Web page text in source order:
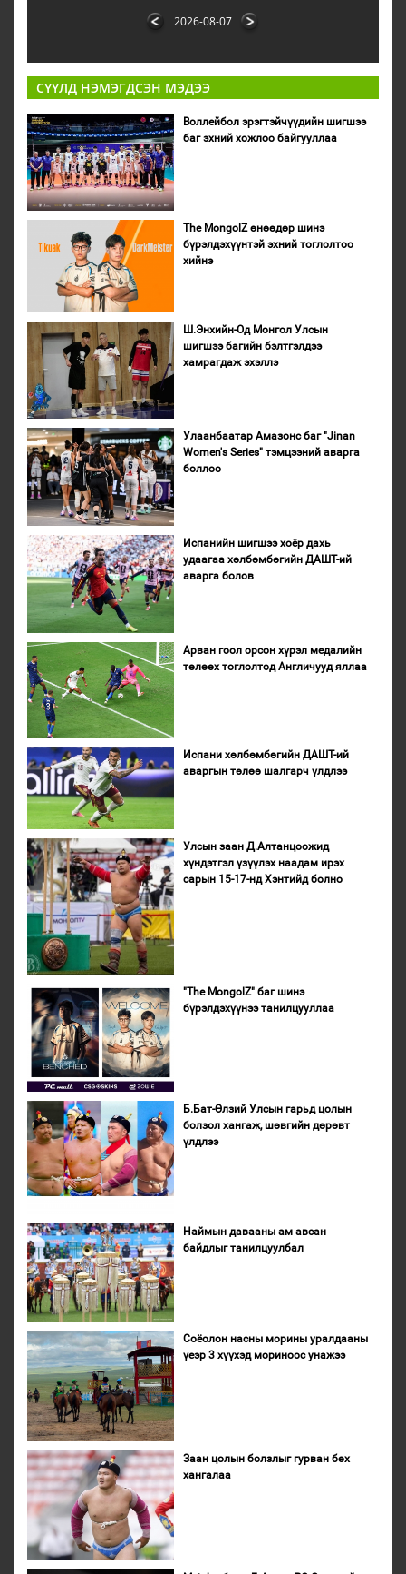
2026-08-07
СҮҮЛД НЭМЭГДСЭН МЭДЭЭ
Воллейбол эрэгтэйчүүдийн шигшээ
баг эхний хожлоо байгууллаа
The MongolZ өнөөдөр шинэ
бүрэлдэхүүнтэй эхний тоглолтоо
хийнэ
Ш.Энхийн-Од Монгол Улсын
шигшээ багийн бэлтгэлдээ
хамрагдаж эхэллэ
Улаанбаатар Амазонс баг "Jinan
Women's Series" тэмцээний аварга
боллоо
Испанийн шигшээ хоёр дахь
удаагаа хөлбөмбөгийн ДАШТ-ий
аварга болов
Арван гоол орсон хүрэл медалийн
төлөөх тоглолтод Англичууд яллаа
Испани хөлбөмбөгийн ДАШТ-ий
аваргын төлөө шалгарч үлдлээ
Улсын заан Д.Алтанцоожид
хүндэтгэл үзүүлэх наадам ирэх
сарын 15-17-нд Хэнтийд болно
"The MongolZ" баг шинэ
бүрэлдэхүүнээ танилцууллаа
Б.Бат-Өлзий Улсын гарьд цолын
болзол хангаж, шөвгийн дөрөвт
үлдлээ
Наймын давааны ам авсан
байдлыг танилцуулбал
Соёолон насны морины уралдааны
үеэр 3 хүүхэд мориноос унажээ
Заан цолын болзлыг гурван бөх
хангалаа